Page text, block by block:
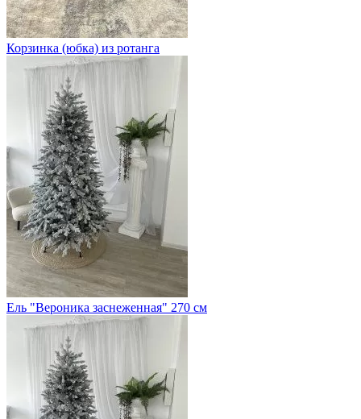
Корзинка (юбка) из ротанга
Ель "Вероника заснеженная" 270 см